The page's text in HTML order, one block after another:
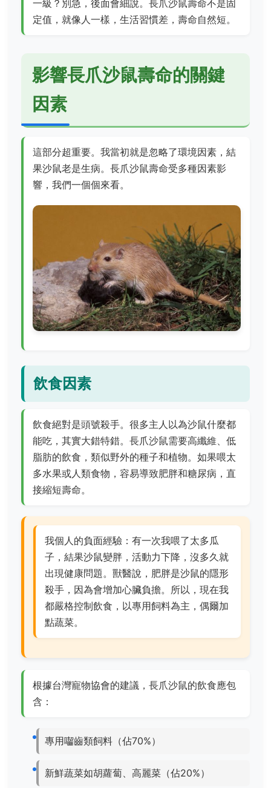
一級？別急，後面會細說。長爪沙鼠壽命不是固
定值，就像人一樣，生活習慣差，壽命自然短。
影響長爪沙鼠壽命的關鍵
因素
這部分超重要。我當初就是忽略了環境因素，結
果沙鼠老是生病。長爪沙鼠壽命受多種因素影
響，我們一個個來看。
飲食因素
飲食絕對是頭號殺手。很多主人以為沙鼠什麼都
能吃，其實大錯特錯。長爪沙鼠需要高纖維、低
脂肪的飲食，類似野外的種子和植物。如果喂太
多水果或人類食物，容易導致肥胖和糖尿病，直
接縮短壽命。
我個人的負面經驗：有一次我喂了太多瓜
子，結果沙鼠變胖，活動力下降，沒多久就
出現健康問題。獸醫說，肥胖是沙鼠的隱形
殺手，因為會增加心臟負擔。所以，現在我
都嚴格控制飲食，以專用飼料為主，偶爾加
點蔬菜。
根據台灣寵物協會的建議，長爪沙鼠的飲食應包
含：
專用囓齒類飼料（佔70%）
新鮮蔬菜如胡蘿蔔、高麗菜（佔20%）